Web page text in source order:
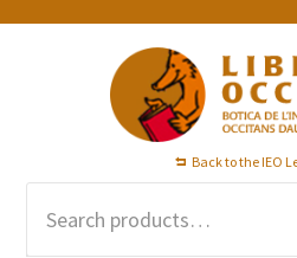
Skip
Skip
Skip
Back to the IEO